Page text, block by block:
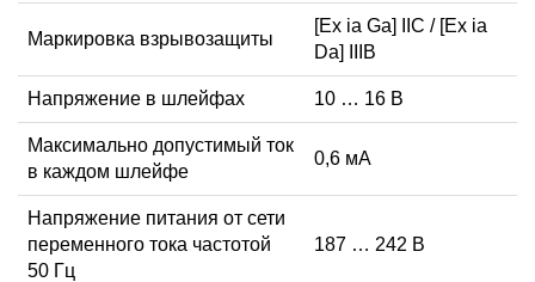
Маркировка взрывозащиты
[Ex ia Ga] IIC / [Ex ia
Da] IIIB
Напряжение в шлейфах 10 … 16 В
Максимально допустимый ток
в каждом шлейфе
0,6 мА
Напряжение питания от сети
переменного тока частотой
50 Гц
187 … 242 В